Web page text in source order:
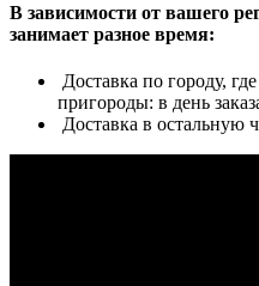
В зависимости от вашего
занимает разное время:
Доставка по городу,
пригороды: в день
Доставка в остальную